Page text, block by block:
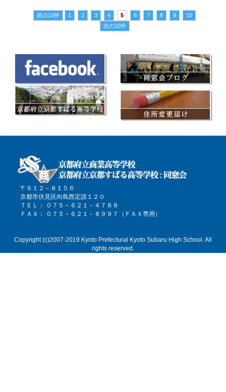
前の10件 1 2 3 4 5 6 7 8 9
10
次の10件
〒６１２－８１５６
京都市伏見区向島西定請１２０
ＴＥＬ： ０７５－６２１－４７８８
ＦＡＸ： ０７５－６２１－８９９７（ＦＡＸ専用）
Copyright (c)2007-2019 Kyoto Prefectural Kyoto Subaru High School. All
rights reserved.